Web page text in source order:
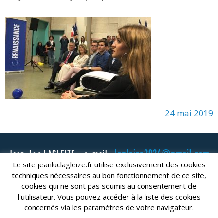
24 mai 2019
Jean-Luc LAGLEIZE - e-mail :lagleize2024@gmail.com
Mentions Légales- Copyright © 2024. Tous droits réservés.
Le site jeanluclagleize.fr utilise exclusivement des cookies
techniques nécessaires au bon fonctionnement de ce site,
cookies qui ne sont pas soumis au consentement de
l'utilisateur. Vous pouvez accéder à la liste des cookies
concernés via les paramètres de votre navigateur.